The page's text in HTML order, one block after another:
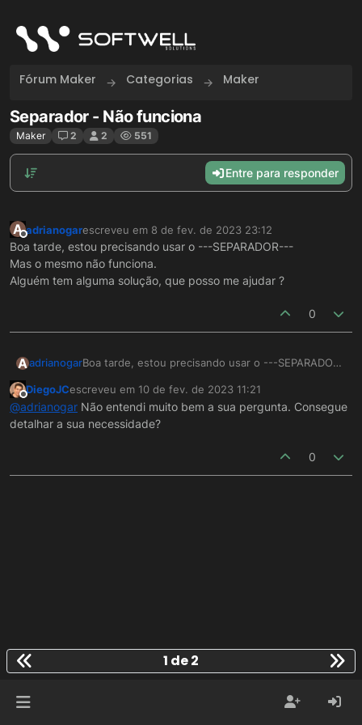
Fórum Maker Categorias Maker
Separador - Não funciona
Maker 2 2 551
Entre para responder
A
Offline
adrianogarescreveu em 8 de fev. de 2023 23:12
última edição por
Boa tarde, estou precisando usar o ---SEPARADOR---
Mas o mesmo não funciona.
Alguém tem alguma solução, que posso me ajudar ?
0
AadrianogarBoa tarde, estou precisando usar o ---SEPARADOR-
Mas o mesmo não funciona.
Alguém tem alguma solução, que posso me ajudar ?
Offline
DiegoJCescreveu em 10 de fev. de 2023 11:21
última edição por
@adrianogar Não entendi muito bem a sua pergunta. Consegue
detalhar a sua necessidade?
0
1 de 2